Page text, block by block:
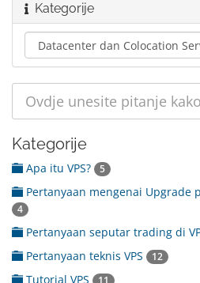
Kategorije
Kategorije
Apa itu VPS? 5
Pertanyaan mengenai Upgrade
4
Pertanyaan seputar trading di
Pertanyaan teknis VPS 12
Tutorial VPS